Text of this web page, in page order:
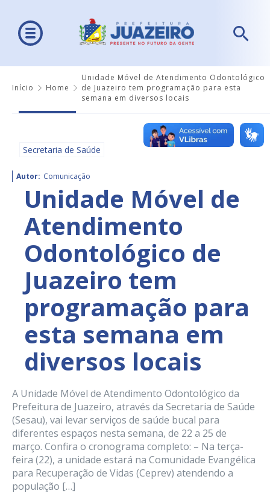
Início Home
Unidade Móvel de Atendimento Odontológico
de Juazeiro tem programação para esta
semana em diversos locais
Secretaria de Saúde
Autor: Comunicação
Unidade Móvel de
Atendimento
Odontológico de
Juazeiro tem
programação para
esta semana em
diversos locais
A Unidade Móvel de Atendimento Odontológico da
Prefeitura de Juazeiro, através da Secretaria de Saúde
(Sesau), vai levar serviços de saúde bucal para
diferentes espaços nesta semana, de 22 a 25 de
março. Confira o cronograma completo: – Na terça-
feira (22), a unidade estará na Comunidade Evangélica
para Recuperação de Vidas (Ceprev) atendendo a
população […]